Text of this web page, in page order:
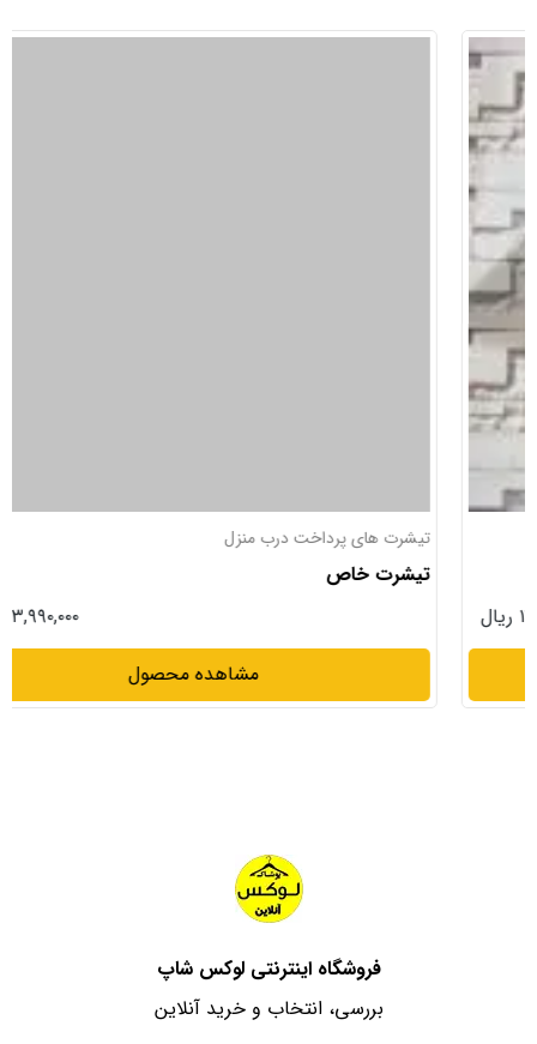
تیشرت های پرداخت درب منزل
تیشرت خاص
مشاهده محصول
فروشگاه اینترنتی لوکس شاپ
بررسی، انتخاب و خرید آنلاین